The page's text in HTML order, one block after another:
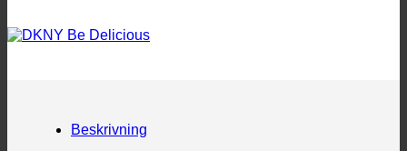
Beskrivning